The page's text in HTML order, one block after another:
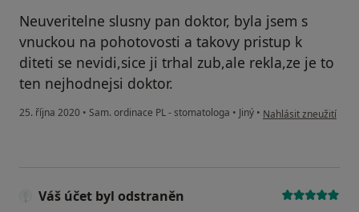
Neuveritelne slusny pan doktor, byla jsem s
vnuckou na pohotovosti a takovy pristup k
diteti se nevidi,sice ji trhal zub,ale rekla,ze je to
ten nejhodnejsi doktor.
25. října 2020 • Sam. ordinace PL - stomatologa • Jiný • podle názoru
Nahlásit zneužití
Váš účet byl odstraněn